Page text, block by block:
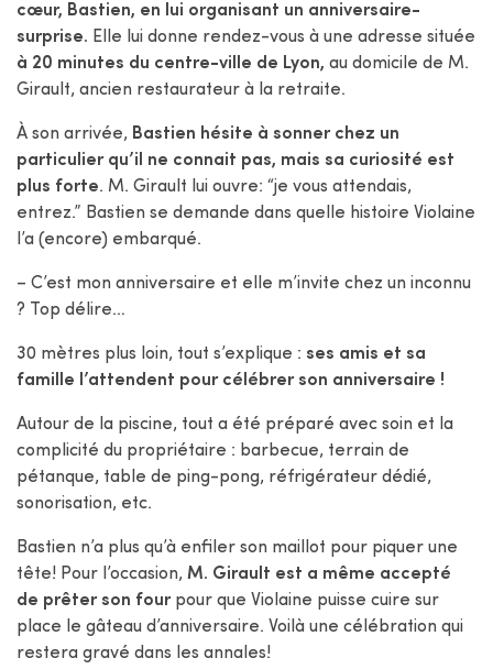
cœur, Bastien, en lui organisant un anniversaire-
surprise. Elle lui donne rendez-vous à une adresse située
à 20 minutes du centre-ville de Lyon, au domicile de M.
Girault, ancien restaurateur à la retraite.
À son arrivée, Bastien hésite à sonner chez un
particulier qu’il ne connait pas, mais sa curiosité est
plus forte. M. Girault lui ouvre: “je vous attendais,
entrez.” Bastien se demande dans quelle histoire Violaine
l’a (encore) embarqué.
– C’est mon anniversaire et elle m’invite chez un inconnu
? Top délire…
30 mètres plus loin, tout s’explique : ses amis et sa
famille l’attendent pour célébrer son anniversaire !
Autour de la piscine, tout a été préparé avec soin et la
complicité du propriétaire : barbecue, terrain de
pétanque, table de ping-pong, réfrigérateur dédié,
sonorisation, etc.
Bastien n’a plus qu’à enfiler son maillot pour piquer une
tête! Pour l’occasion, M. Girault est a même accepté
de prêter son fourpour que Violaine puisse cuire sur
place le gâteau d’anniversaire. Voilà une célébration qui
restera gravé dans les annales!